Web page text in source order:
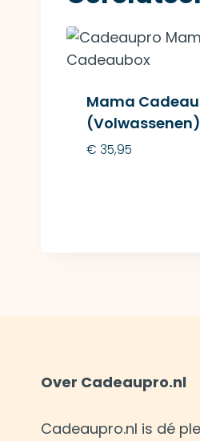
Mama
(Volwassenen)
€ 35,95
Over Cadeaupro.nl
Cadeaupro.nl is dé